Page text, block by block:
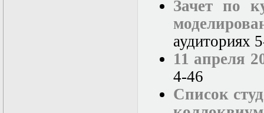
Зачет по
аудиториях
11 апреля
4-46
Список